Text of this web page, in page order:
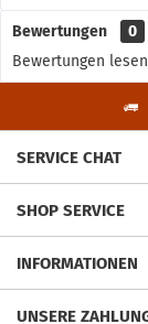
Bewertungen
0
Bewertungen
SERVICE CHAT
SHOP SERVICE
INFORMATIONEN
UNSERE